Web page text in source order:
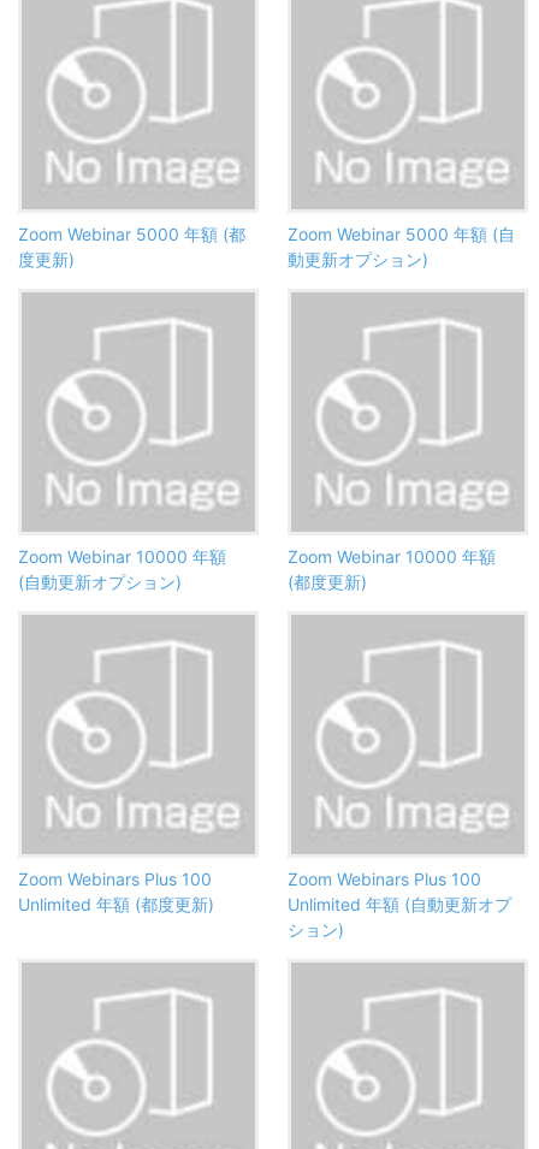
Zoom Webinar 5000 年額 (都
度更新)
Zoom Webinar 5000 年額 (自
動更新オプション)
Zoom Webinar 10000 年額
(自動更新オプション)
Zoom Webinar 10000 年額
(都度更新)
Zoom Webinars Plus 100
Unlimited 年額 (都度更新)
Zoom Webinars Plus 100
Unlimited 年額 (自動更新オプ
ション)